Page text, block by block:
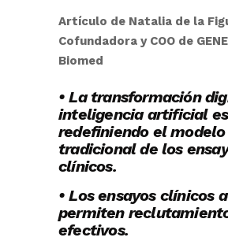
Artículo de Natalia de la
Cofundadora y COO de
Biomed
• La transformación
inteligencia artificial
redefiniendo el modelo
tradicional de los
clínicos.
• Los ensayos clínicos
permiten
efectivos.